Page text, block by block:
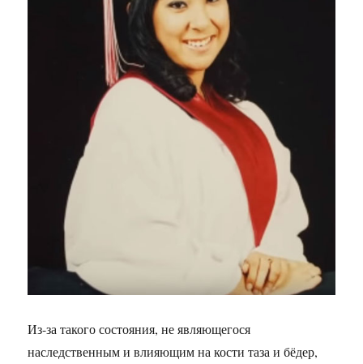
Из-за такого состояния, не являющегося
наследственным и влияющим на кости таза и бёдер,